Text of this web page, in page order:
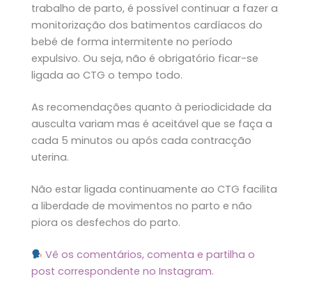
trabalho de parto, é possível continuar a fazer a
monitorização dos batimentos cardíacos do
bebé de forma intermitente no período
expulsivo. Ou seja, não é obrigatório ficar-se
ligada ao CTG o tempo todo.
As recomendações quanto à periodicidade da
ausculta variam mas é aceitável que se faça a
cada 5 minutos ou após cada contracção
uterina.
Não estar ligada continuamente ao CTG facilita
a liberdade de movimentos no parto e não
piora os desfechos do parto.
Vê os comentários, comenta e partilha o
post correspondente no Instagram.